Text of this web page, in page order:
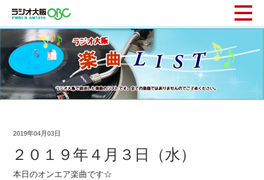
2019年04月03日
２０１９年４月３日（水）
本日のオンエア楽曲です☆